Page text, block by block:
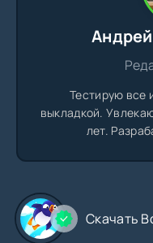
Тестирую все
выкладкой.
лет.
Скачать